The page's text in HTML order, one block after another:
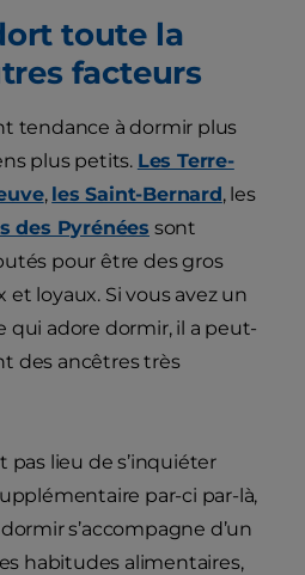
toute la
facteurs
tendance à dormir plus
plus petits. Les Terre-
, les Saint-Bernard, les
des Pyrénées sont
pour être des gros
loyaux. Si vous avez un
qui adore dormir, il a peut-
des ancêtres très
pas lieu de s’inquiéter
par-ci par-là,
s’accompagne d’un
habitudes alimentaires,